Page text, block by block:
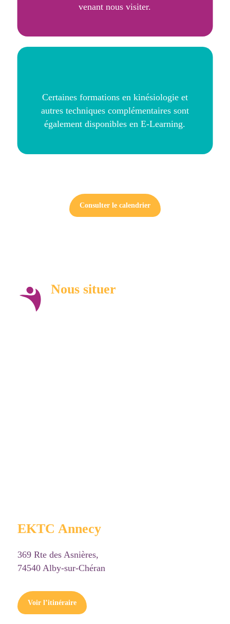
venant nous visiter.
Certaines formations en kinésiologie et
autres techniques complémentaires sont
également disponibles en E-Learning.
Consulter le calendrier
Nous situer
EKTC Annecy
369 Rte des Asnières,
74540 Alby-sur-Chéran
Voir l’itinéraire